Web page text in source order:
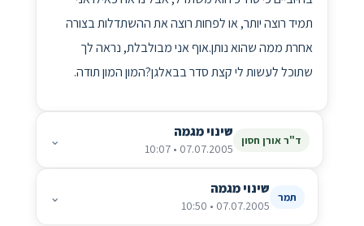
תמיד רוצה יותר, או לפחות רוצה את ההשתדלות בצורה
אחרת ממה שהוא נותן.אוף אני מבולבלת, נראה לך
שתוכל לעשות לי קצת סדר בבאלגן?המון המון תודה.
ד"ר אורן חסון שינוי מגמה
07.07.2005 • 10:07
⌄
תמר שינוי מגמה
07.07.2005 • 10:50
⌄